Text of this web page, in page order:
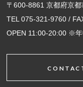
〒600-8861 京都府京
TEL 075-321-9760 /
OPEN 11:00-20:00 ※